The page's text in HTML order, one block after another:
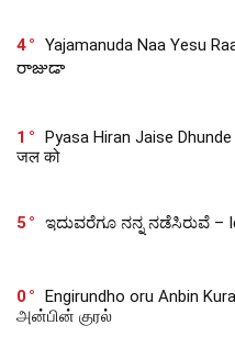
4
Yajamanuda Naa
రాజుడా
1
Pyasa Hiran Jaise Dhunde
जल को
5 ಇದುವರೆಗೂ ನನ್ನ ನಡೆಸಿರುವೆ –
0
Engirundho oru Anbin
அன்பின் குரல்